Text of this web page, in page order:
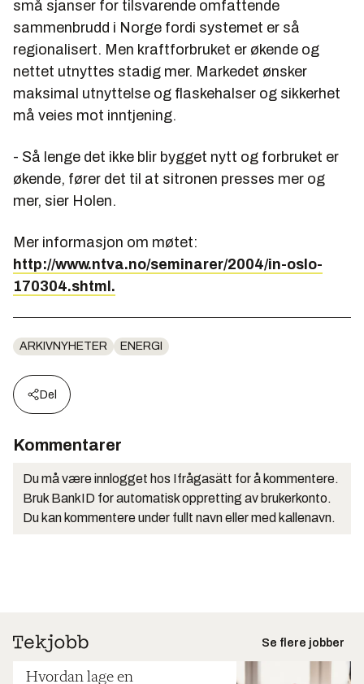
små sjanser for tilsvarende omfattende
sammenbrudd i Norge fordi systemet er så
regionalisert. Men kraftforbruket er økende og
nettet utnyttes stadig mer. Markedet ønsker
maksimal utnyttelse og flaskehalser og sikkerhet
må veies mot inntjening.
- Så lenge det ikke blir bygget nytt og forbruket er
økende, fører det til at sitronen presses mer og
mer, sier Holen.
Mer informasjon om møtet:
http://www.ntva.no/seminarer/2004/in-oslo-
170304.shtml.
ARKIVNYHETER ENERGI
Del
Kommentarer
Du må være innlogget hos Ifrågasätt for å kommentere.
Bruk BankID for automatisk oppretting av brukerkonto.
Du kan kommentere under fullt navn eller med kallenavn.
Se flere jobber
Hvordan lage en